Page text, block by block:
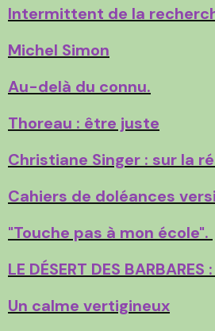
Intermittent de la
Michel Simon
Au-delà du connu.
Thoreau : être juste
Christiane Singer : sur la
Cahiers de doléances
"Touche pas à mon école".
LE DÉSERT DES
Un calme vertigineux